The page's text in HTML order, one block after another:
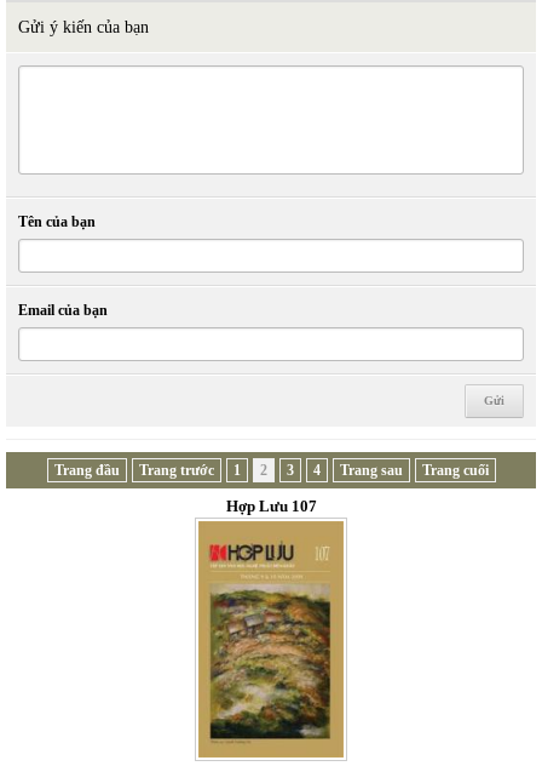
Gửi ý kiến của bạn
Tên của bạn
Email của bạn
Trang đầu Trang trước 1 2 3 4 Trang sau Trang cuối
Hợp Lưu 107